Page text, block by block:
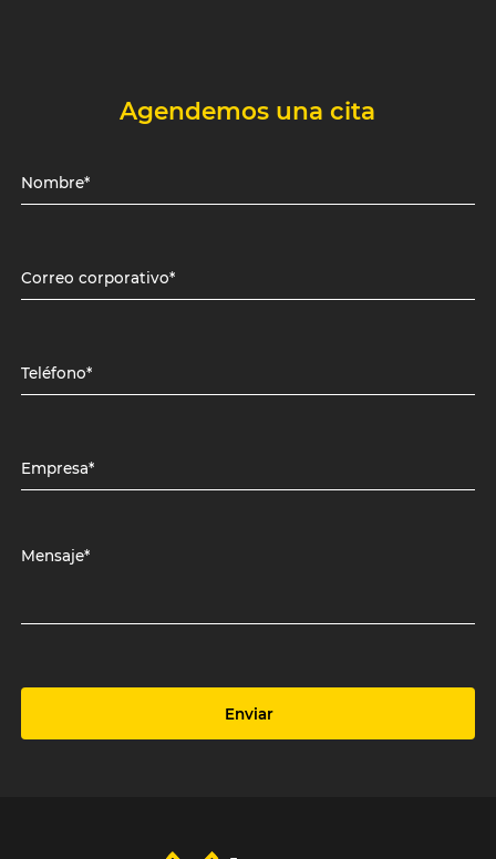
Agendemos una cita
Nombre*
Correo corporativo*
Teléfono*
Empresa*
Mensaje*
Enviar